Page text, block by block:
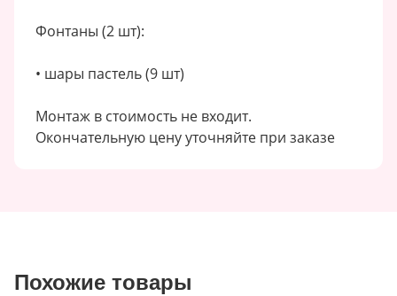
Фонтаны (2 шт):
• шары пастель (9 шт)
Монтаж в стоимость не входит.
Окончательную цену уточняйте при заказе
Похожие товары